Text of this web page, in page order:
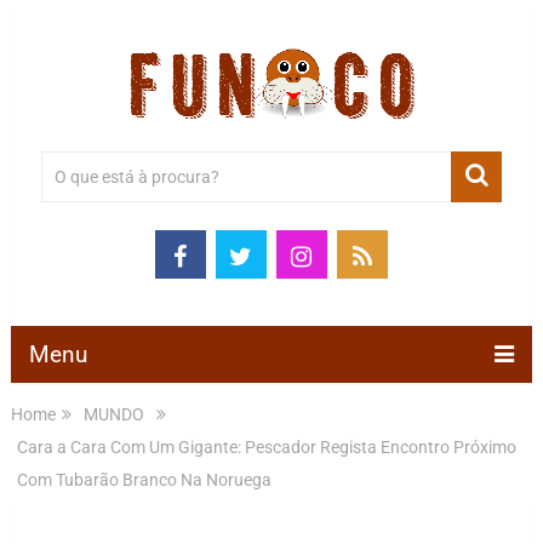
Menu
Home
MUNDO
Cara a Cara Com Um Gigante: Pescador Regista Encontro Próximo
Com Tubarão Branco Na Noruega